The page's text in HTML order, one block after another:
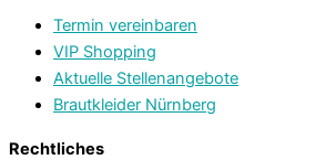
Termin vereinbaren
VIP Shopping
Aktuelle Stellenangebote
Brautkleider Nürnberg
Rechtliches